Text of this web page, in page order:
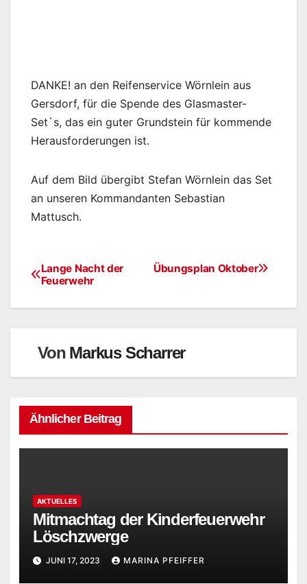
DANKE! an den Reifenservice Wörnlein aus
Gersdorf, für die Spende des Glasmaster-
Set`s, das ein guter Grundstein für kommende
Herausforderungen ist.
Auf dem Bild übergibt Stefan Wörnlein das Set
an unseren Kommandanten Sebastian
Mattusch.
Übungsplan Oktober
Lange Nacht der
Feuerwehr
Von Markus Scharrer
Ähnlicher Beitrag
AKTUELLES
Mitmachtag der Kinderfeuerwehr
Löschzwerge
JUNI 17, 2023 MARINA PFEIFFER